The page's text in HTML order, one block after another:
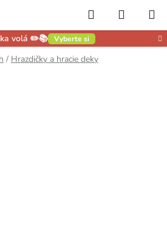
volá ✏️📚 Vyberte si
Hľadať
KOŠÍK
/ Hrazdičky a hracie deky